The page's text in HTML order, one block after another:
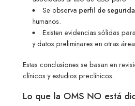
Se observa perfil de
humanos.
Existen evidencias sólidas
y datos preliminares en otras
Estas conclusiones se basan en
clínicos y estudios preclínicos.
Lo que la OMS NO está